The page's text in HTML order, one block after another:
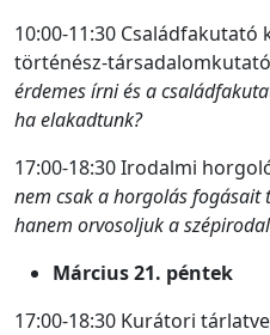
10:00-11:30 Családfakutató
történész-
érdemes írni és a
ha elakadtunk?
17:00-18:30 Irodalmi
nem csak a horgolás
hanem orvosoljuk a
Március 21. péntek
17:00-18:30 Kurátori